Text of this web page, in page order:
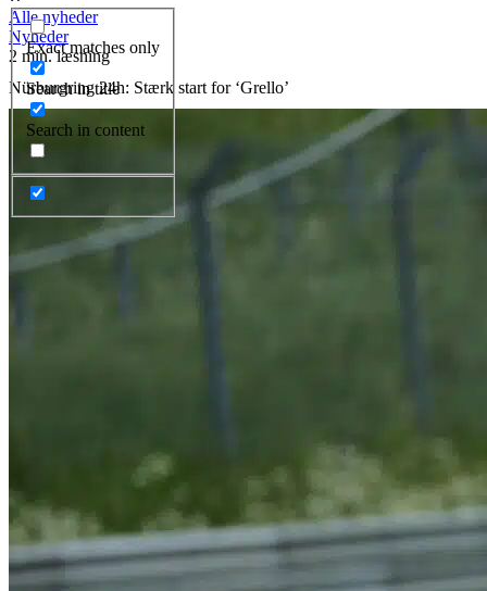
Exact matches only
Search in title
Search in content
Alle nyheder
Nyheder
2 min. læsning
Nürburgring 24h: Stærk start for ‘Grello’